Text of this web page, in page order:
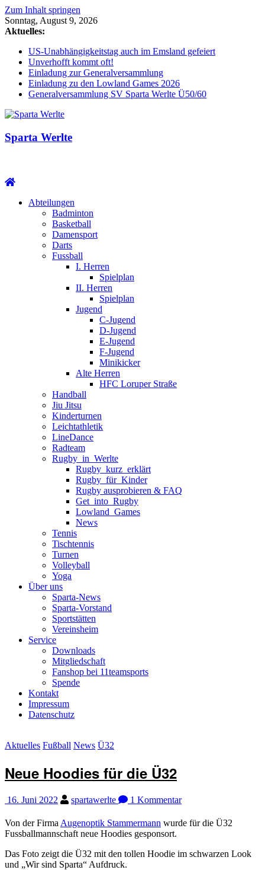
Zum Inhalt springen
Sonntag, August 9, 2026
Aktuelles:
US-Unabhängigkeitstag auch im Emsland gefeiert
Unverhofft kommt oft!
Einladung zur Generalversammlung
Einladung zu den Lowland Games 2026
Generalversammlung SV Sparta Werlte Ü50/60
Sparta Werlte
Abteilungen
Badminton
Basketball
Damensport
Darts
Fussball
I. Herren
Spielplan
II. Herren
Spielplan
Jugend
C-Jugend
D-Jugend
E-Jugend
F-Jugend
Minikicker
Alte Herren
HFC Loruper Straße
Handball
Jiu Jitsu
Kinderturnen
Leichtathletik
LineDance
Radteam
Rugby_in_Werlte
Rugby_kurz_erklärt
Rugby_für_Kinder
Rugby ausprobieren & FAQ
Get_into_Rugby
Lowland_Games
News
Tennis
Tischtennis
Turnen
Volleyball
Yoga
Über uns
Sparta-News
Sparta-Vorstand
Sportstätten
Vereinsheim
Service
Downloads
Mitgliedschaft
Fanshop bei 11teamsports
Spende
Kontakt
Impressum
Datenschutz
Aktuelles Fußball News Ü32
Neue Hoodies für die Ü32
16. Juni 2022 spartawerlte 1 Kommentar
Von der Firma Augenoptik Stammermann wurde für die Ü32
Fussballmannschaft neue Hoodies gesponsort.
Das Foto zeigt die Ü32 mit den tollen Hoodie im schwarzen Look
und „Wir sind Sparta“ Aufdruck.